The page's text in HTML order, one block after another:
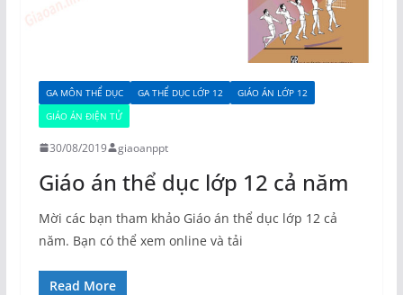
GA MÔN THỂ DỤC GA THỂ DỤC LỚP 12
GIÁO ÁN LỚP 12
GIÁO ÁN ĐIỆN TỬ
30/08/2019 giaoanppt
Giáo án thể dục lớp 12 cả năm
Mời các bạn tham khảo Giáo án thể dục lớp 12 cả
năm. Bạn có thể xem online và tải
Read More